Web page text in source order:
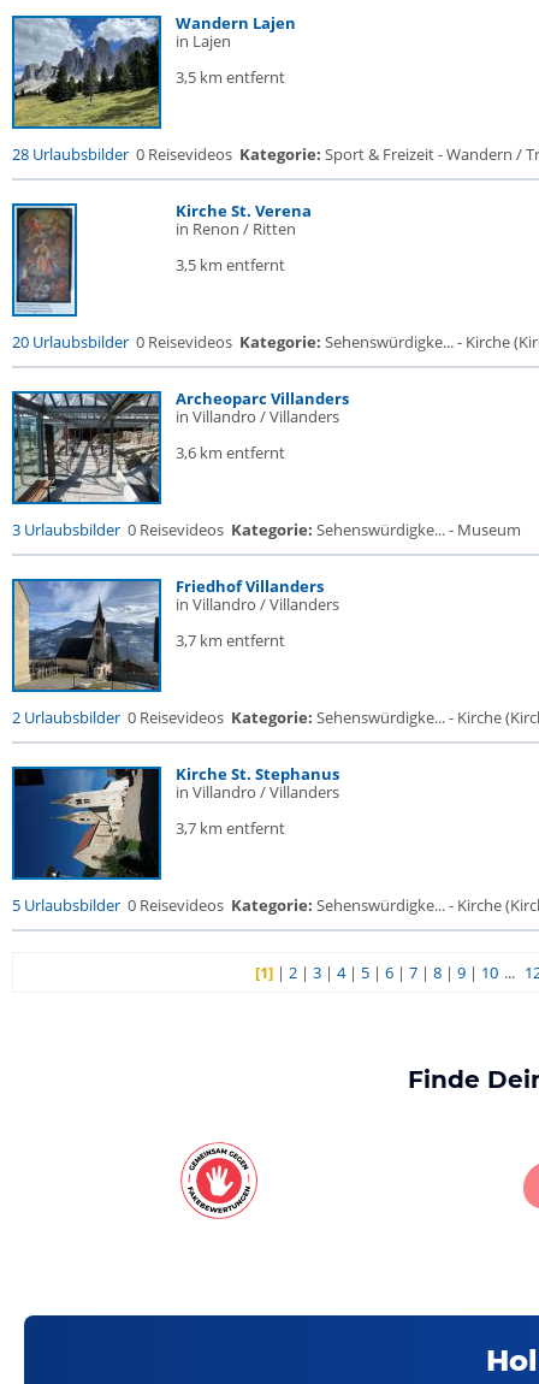
Wandern Lajen
in Lajen
3,5 km entfernt
28 Urlaubsbilder 0 Reisevideos Kategorie: Sport & Freizeit - Wandern /
Kirche St. Verena
in Renon / Ritten
3,5 km entfernt
20 Urlaubsbilder 0 Reisevideos Kategorie: Sehenswürdigke... - Kirche
Archeoparc Villanders
in Villandro / Villanders
3,6 km entfernt
3 Urlaubsbilder 0 Reisevideos Kategorie: Sehenswürdigke... - Museum
Friedhof Villanders
in Villandro / Villanders
3,7 km entfernt
2 Urlaubsbilder 0 Reisevideos Kategorie: Sehenswürdigke... - Kirche
Kirche St. Stephanus
in Villandro / Villanders
3,7 km entfernt
5 Urlaubsbilder 0 Reisevideos Kategorie: Sehenswürdigke... - Kirche
[1]| 2| 3| 4| 5| 6| 7| 8| 9| 10 ...
Finde